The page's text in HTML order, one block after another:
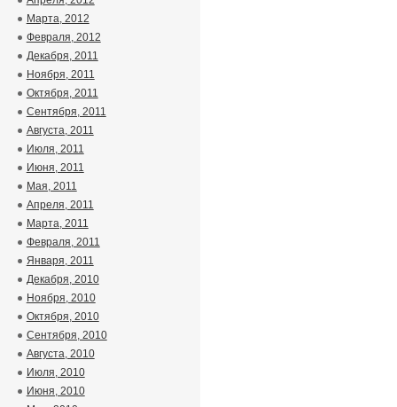
Марта, 2012
Февраля, 2012
Декабря, 2011
Ноября, 2011
Октября, 2011
Сентября, 2011
Августа, 2011
Июля, 2011
Июня, 2011
Мая, 2011
Апреля, 2011
Марта, 2011
Февраля, 2011
Января, 2011
Декабря, 2010
Ноября, 2010
Октября, 2010
Сентября, 2010
Августа, 2010
Июля, 2010
Июня, 2010